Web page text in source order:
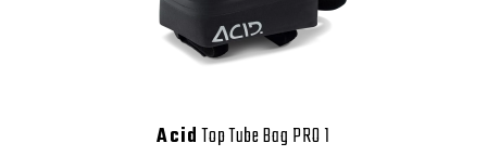
AcidTop Tube Bag PRO 1